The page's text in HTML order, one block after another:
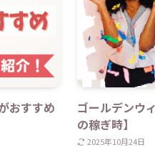
おすすめ
ゴールデンウ
の稼ぎ時】
2025年10月24日